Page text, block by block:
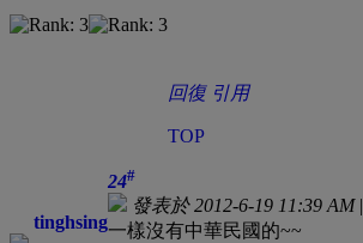
回復 引用
TOP
tinghsing
24#
發表於 2012-6-19 11:39 AM|
一樣沒有中華民國的~~